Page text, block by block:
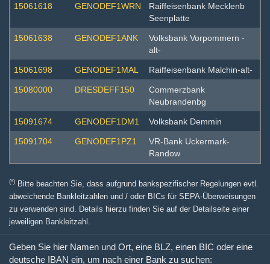
15061618 GENODEF1WRN
Raiffeisenbank Mecklenb
Seenplatte
15061638 GENODEF1ANK
Volksbank Vorpommern -
alt-
15061698 GENODEF1MAL Raiffeisenbank Malchin-alt-
15080000 DRESDEFF150
Commerzbank
Neubrandenbg
15091674 GENODEF1DM1 Volksbank Demmin
15091704 GENODEF1PZ1
VR-Bank Uckermark-
Randow
(*) Bitte beachten Sie, dass aufgrund bankspezifischer Regelungen evtl.
abweichende Bankleitzahlen und / oder BICs für SEPA-Überweisungen
zu verwenden sind. Details hierzu finden Sie auf der Detailseite einer
jeweiligen Bankleitzahl.
Geben Sie hier Namen und Ort, eine BLZ, einen BIC oder eine
deutsche IBAN ein, um nach einer Bank zu suchen: